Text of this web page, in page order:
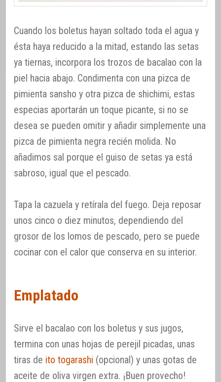
Cuando los boletus hayan soltado toda el agua y
ésta haya reducido a la mitad, estando las setas
ya tiernas, incorpora los trozos de bacalao con la
piel hacia abajo. Condimenta con una pizca de
pimienta sansho y otra pizca de shichimi, estas
especias aportarán un toque picante, si no se
desea se pueden omitir y añadir simplemente una
pizca de pimienta negra recién molida. No
añadimos sal porque el guiso de setas ya está
sabroso, igual que el pescado.
Tapa la cazuela y retírala del fuego. Deja reposar
unos cinco o diez minutos, dependiendo del
grosor de los lomos de pescado, pero se puede
cocinar con el calor que conserva en su interior.
Emplatado
Sirve el bacalao con los boletus y sus jugos,
termina con unas hojas de perejil picadas, unas
tiras de ito togarashi (opcional) y unas gotas de
aceite de oliva virgen extra. ¡Buen provecho!